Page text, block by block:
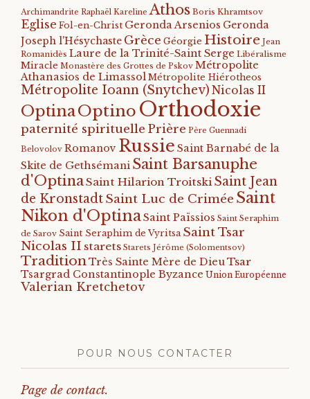
Archimandrite Raphaël Kareline Athos Boris Khramtsov
Eglise Fol-en-Christ Geronda Arsenios Geronda
Joseph l'Hésychaste Grèce Géorgie Histoire Jean
Romanidès Laure de la Trinité-Saint Serge Libéralisme
Miracle Monastère des Grottes de Pskov Métropolite
Athanasios de Limassol Métropolite Hiérotheos
Métropolite Ioann (Snytchev) Nicolas II
OptinaOptino Orthodoxie
paternité spirituelle Prière Père Guennadi
Belovolov Romanov Russie Saint Barnabé de la
Skite de Gethsémani Saint Barsanuphe
d'OptinaSaint Hilarion Troitski Saint Jean
de KronstadtSaint Luc de Crimée Saint
Nikon d'OptinaSaint Païssios Saint Seraphim
de Sarov Saint Seraphim de Vyritsa Saint Tsar
Nicolas II starets Starets Jérôme (Solomentsov)
TraditionTrès Sainte Mère de DieuTsar
Tsargrad Constantinople Byzance Union Européenne
Valerian Kretchetov
POUR NOUS CONTACTER
Page de contact.